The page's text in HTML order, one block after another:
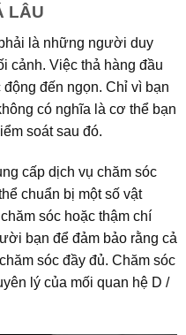
LÂU
là những người duy
cảnh. Việc thả hàng đầu
đến ngọn. Chỉ vì bạn
có nghĩa là cơ thể bạn
soát sau đó.
cấp dịch vụ chăm sóc
chuẩn bị một số vật
sóc hoặc thậm chí
bạn để đảm bảo rằng cả
sóc đầy đủ. Chăm sóc
lý của mối quan hệ D /